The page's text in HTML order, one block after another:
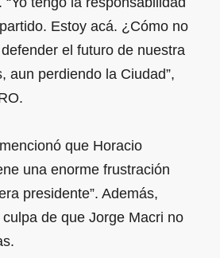
Estoy acá. ¿Cómo no
el futuro de nuestra
aun perdiendo la Ciudad”,
que Horacio
una enorme frustración
presidente”. Además,
de que Jorge Macri no